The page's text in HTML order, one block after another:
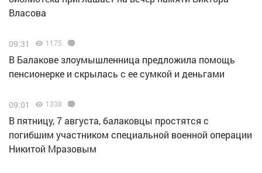
Власова
09:31 1175
В Балакове злоумышленница предложила помощь
пенсионерке и скрылась с ее сумкой и деньгами
09:01 1338
В пятницу, 7 августа, балаковцы простятся с
погибшим участником специальной военной операции
Никитой Мразовым